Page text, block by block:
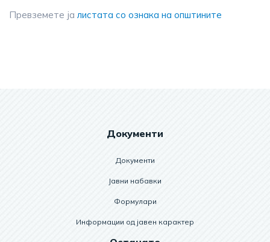
Превземете ја листата со ознака на општините
Документи
Документи
Јавни набавки
Формулари
Информации од јавен карактер